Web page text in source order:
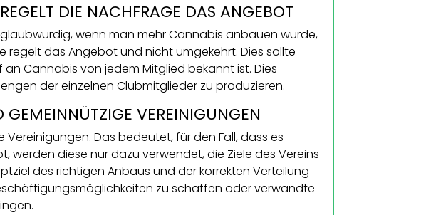
DIE NACHFRAGE DAS ANGEBOT
wenn man mehr Cannabis anbauen würde,
regelt das Angebot und nicht umgekehrt. Dies sollte
Cannabis von jedem Mitglied bekannt ist. Dies
der einzelnen Clubmitglieder zu produzieren.
VEREINIGUNGEN
Das bedeutet, für den Fall, dass es
werden diese nur dazu verwendet, die Ziele des Vereins
des richtigen Anbaus und der korrekten Verteilung
zu schaffen oder verwandte